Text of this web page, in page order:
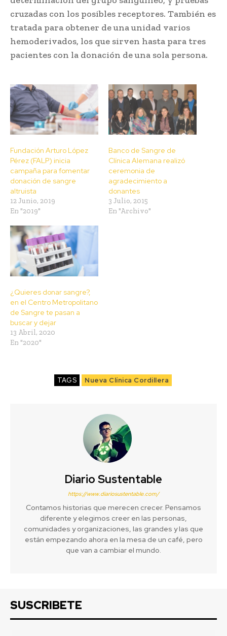
cruzadas con los posibles receptores. También es
tratada para obtener de una unidad varios
hemoderivados, los que sirven hasta para tres
pacientes con la donación de una sola persona.
Fundación Arturo López
Pérez (FALP) inicia
campaña para fomentar
donación de sangre
altruista
12 Junio, 2019
En "2019"
Banco de Sangre de
Clínica Alemana realizó
ceremonia de
agradecimiento a
donantes
3 Julio, 2015
En "Archivo"
¿Quieres donar sangre?,
en el Centro Metropolitano
de Sangre te pasan a
buscar y dejar
13 Abril, 2020
En "2020"
TAGS Nueva Clínica Cordillera
Diario Sustentable
https://www.diariosustentable.com/
Contamos historias que merecen crecer. Pensamos
diferente y elegimos creer en las personas,
comunidades y organizaciones, las grandes y las que
están empezando ahora en la mesa de un café, pero
que van a cambiar el mundo.
SUSCRIBETE